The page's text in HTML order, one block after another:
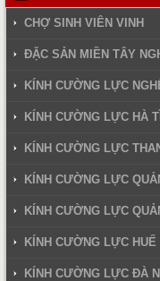
CHỢ SINH VIÊN VINH
ĐẶC SẢN MIỀN TÂY
KÍNH CƯỜNG LỰC
KÍNH CƯỜNG LỰC HÀ
KÍNH CƯỜNG LỰC
KÍNH CƯỜNG LỰC
KÍNH CƯỜNG LỰC
KÍNH CƯỜNG LỰC HUẾ
KÍNH CƯỜNG LỰC ĐÀ